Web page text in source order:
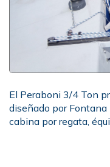
El Peraboni 3/4 Ton
diseñado por Fontana
cabina por regata,